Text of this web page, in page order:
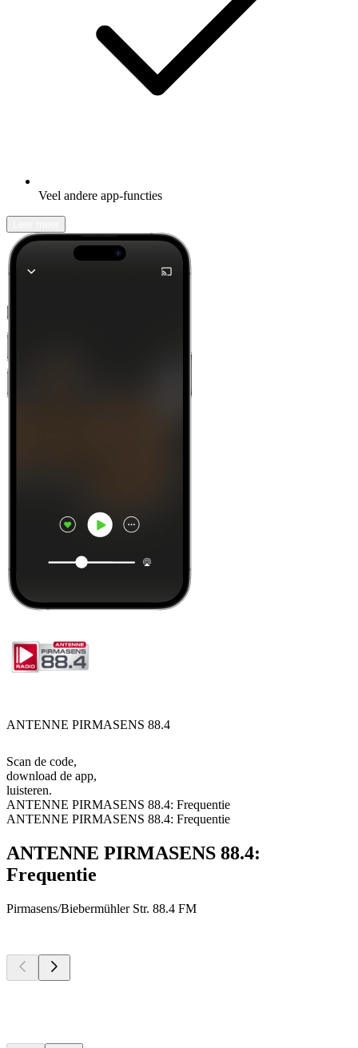
Veel andere app-functies
ANTENNE PIRMASENS 88.4
Scan de code,
download de app,
luisteren.
ANTENNE PIRMASENS 88.4: Frequentie
ANTENNE PIRMASENS 88.4: Frequentie
ANTENNE PIRMASENS 88.4:
Frequentie
Pirmasens/Biebermühler Str. 88.4 FM